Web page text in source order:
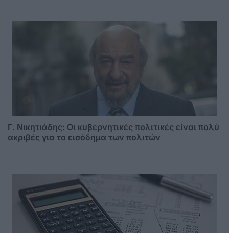
Γ. Νικητιάδης: Οι κυβερνητικές πολιτικές είναι πολύ
ακριβές για το εισόδημα των πολιτών